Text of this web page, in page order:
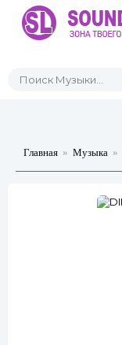
Главная » Музыка »